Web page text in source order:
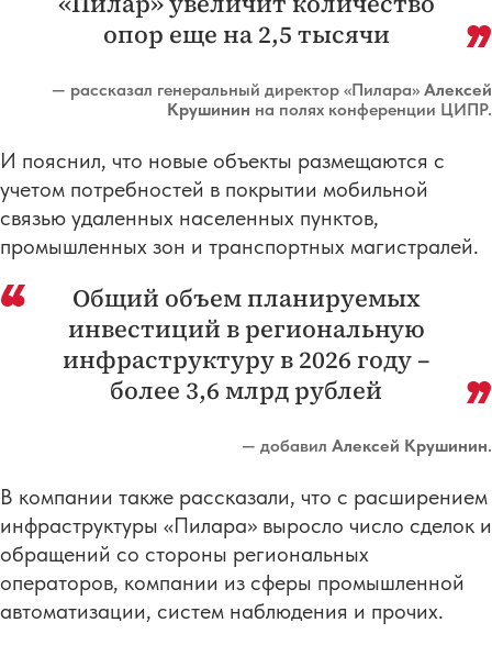
опор еще на 2,5 тысячи
— рассказал генеральный директор «Пилара» Алексей
Крушинин на полях конференции ЦИПР.
И пояснил, что новые объекты размещаются с
учетом потребностей в покрытии мобильной
связью удаленных населенных пунктов,
промышленных зон и транспортных магистралей.
Общий объем планируемых
инвестиций в региональную
инфраструктуру в 2026 году –
более 3,6 млрд рублей
— добавил Алексей Крушинин.
В компании также рассказали, что с расширением
инфраструктуры «Пилара» выросло число сделок и
обращений со стороны региональных
операторов, компании из сферы промышленной
автоматизации, систем наблюдения и прочих.